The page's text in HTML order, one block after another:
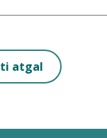
atgal